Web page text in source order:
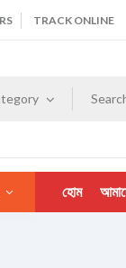
TRACK ONLINE
হোম